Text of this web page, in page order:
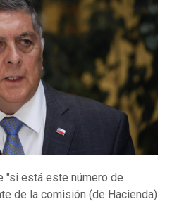
"si está este número de
de la comisión (de Hacienda)